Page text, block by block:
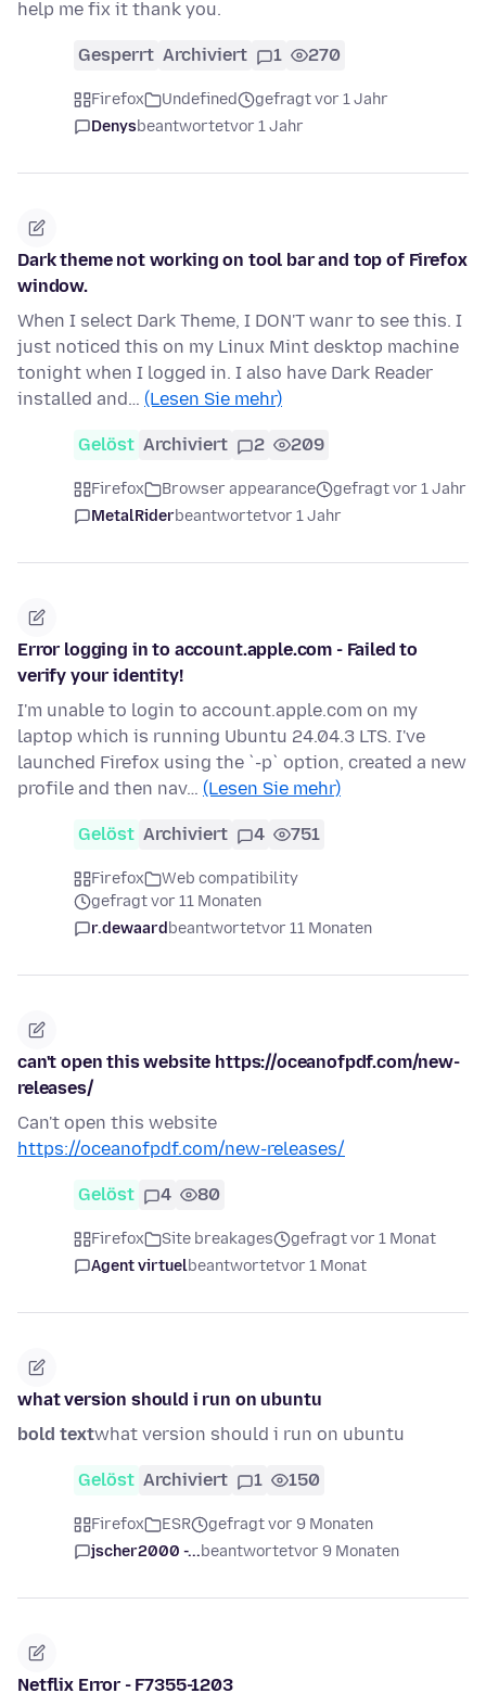
help me fix it thank you.
Gesperrt Archiviert 1 270
Firefox Undefined
gefragt vor 1 Jahr
Denysbeantwortetvor 1 Jahr
Dark theme not working on tool bar and top of Firefox
window.
When I select Dark Theme, I DON'T wanr to see this. I
just noticed this on my Linux Mint desktop machine
tonight when I logged in. I also have Dark Reader
installed and… (Lesen Sie mehr)
Gelöst Archiviert 2 209
Firefox Browser appearance
gefragt vor 1 Jahr
MetalRiderbeantwortetvor 1 Jahr
Error logging in to account.apple.com - Failed to
verify your identity!
I'm unable to login to account.apple.com on my
laptop which is running Ubuntu 24.04.3 LTS. I've
launched Firefox using the `-p` option, created a new
profile and then nav… (Lesen Sie mehr)
Gelöst Archiviert 4 751
Firefox
Web compatibility
gefragt vor 11 Monaten
r.dewaardbeantwortetvor 11 Monaten
can't open this website https://oceanofpdf.com/new-
releases/
Can't open this website
https://oceanofpdf.com/new-releases/
Gelöst 4 80
Firefox Site breakages
gefragt vor 1 Monat
Agent virtuelbeantwortetvor 1 Monat
what version should i run on ubuntu
bold textwhat version should i run on ubuntu
Gelöst Archiviert 1 150
Firefox ESR
gefragt vor 9 Monaten
jscher2000 -...beantwortetvor 9 Monaten
Netflix Error - F7355-1203